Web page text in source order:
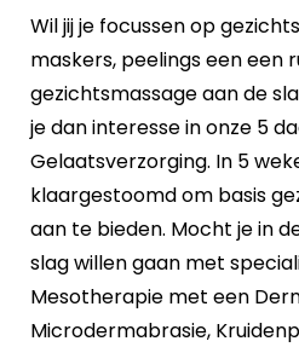
Wil jij je focussen op
maskers, peelings een een
gezichtsmassage aan de
je dan interesse in onze 5
Gelaatsverzorging. In 5
klaargestoomd om basis
aan te bieden. Mocht je in
slag willen gaan met
Mesotherapie met een
Microdermabrasie,